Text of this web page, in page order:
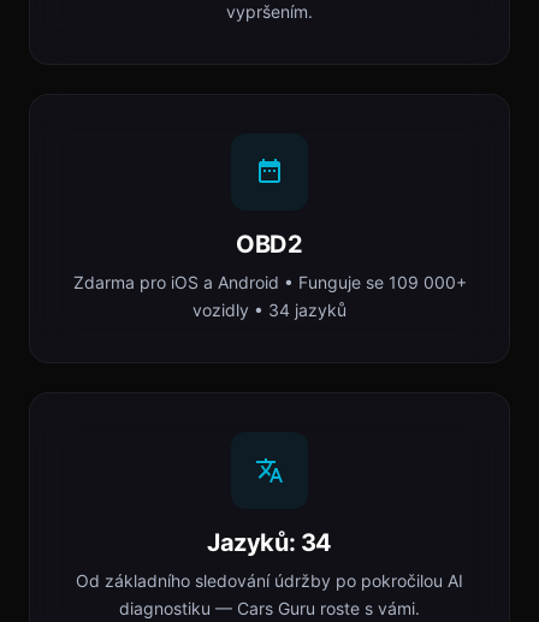
vypršením.
OBD2
Zdarma pro iOS a Android • Funguje se 109 000+
vozidly • 34 jazyků
Jazyků: 34
Od základního sledování údržby po pokročilou AI
diagnostiku — Cars Guru roste s vámi.